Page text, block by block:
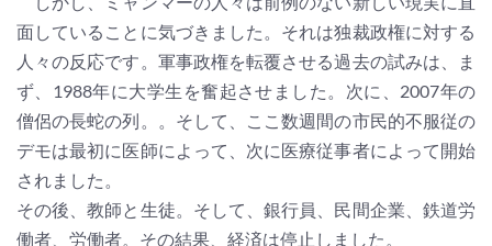
面していることに気づきました。それは独裁政権に対する
人々の反応です。軍事政権を転覆させる過去の試みは、ま
ず、1988年に大学生を奮起させました。次に、2007年の
僧侶の長蛇の列。。そして、ここ数週間の市民的不服従の
デモは最初に医師によって、次に医療従事者によって開始
されました。
その後、教師と生徒。そして、銀行員、民間企業、鉄道労
働者、労働者。その結果、経済は停止しました。